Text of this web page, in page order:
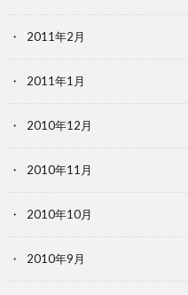
2011年2月
2011年1月
2010年12月
2010年11月
2010年10月
2010年9月